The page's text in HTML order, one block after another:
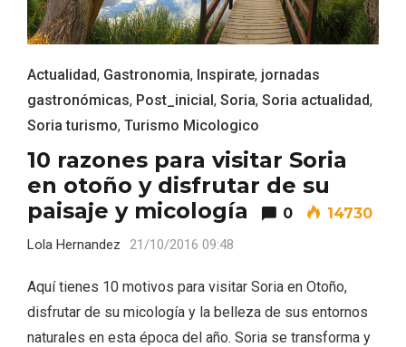
Actualidad, Gastronomia, Inspirate, jornadas
gastronómicas, Post_inicial, Soria, Soria actualidad,
Soria turismo, Turismo Micologico
10 razones para visitar Soria
en otoño y disfrutar de su
paisaje y micología
0 14730
Lola Hernandez 21/10/2016 09:48
Aquí tienes 10 motivos para visitar Soria en Otoño,
disfrutar de su micología y la belleza de sus entornos
naturales en esta época del año. Soria se transforma y